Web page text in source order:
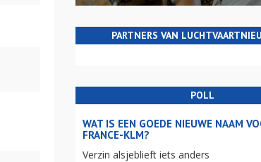
PARTNERS VAN
POLL
WAT IS EEN GOEDE NIEUWE NAAM
FRANCE-KLM?
Verzin alsjeblieft iets anders